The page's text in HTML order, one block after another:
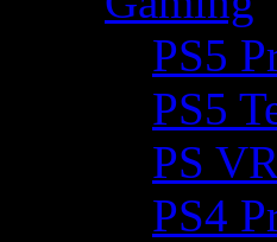
PS5
PS5
PS
PS4